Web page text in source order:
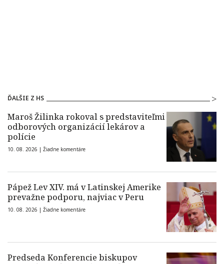
ĎALŠIE Z HS
Maroš Žilinka rokoval s predstaviteľmi
odborových organizácií lekárov a
polície
10. 08. 2026 | Žiadne komentáre
Pápež Lev XIV. má v Latinskej Amerike
prevažne podporu, najviac v Peru
10. 08. 2026 | Žiadne komentáre
Predseda Konferencie biskupov